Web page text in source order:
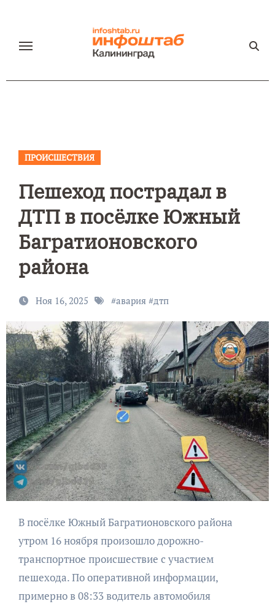
содержанию
ПРОИСШЕСТВИЯ
Пешеход пострадал в
ДТП в посёлке Южный
Багратионовского
района
Ноя 16, 2025 #авария#дтп
В посёлке Южный Багратионовского района
утром 16 ноября произошло дорожно-
транспортное происшествие с участием
пешехода. По оперативной информации,
примерно в 08:33 водитель автомобиля